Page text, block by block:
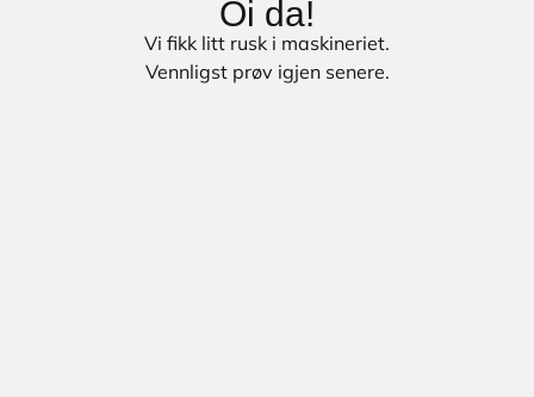
Oi da!
Vi fikk litt rusk i maskineriet.
Vennligst prøv igjen senere.